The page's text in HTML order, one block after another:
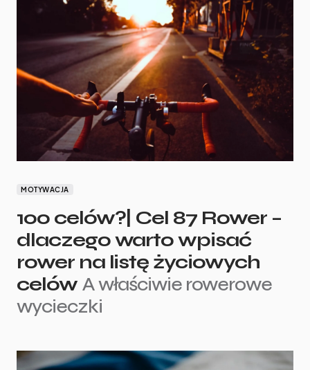
MOTYWACJA
100 celów?| Cel 87 Rower –
dlaczego warto wpisać
rower na listę życiowych
celów A właściwie rowerowe
wycieczki